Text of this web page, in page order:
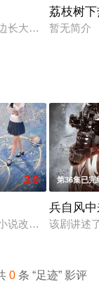
新的“直播探洞真
长大的年轻人从花
荔枝树
暂无简介
”离奇流血炸裂
3.0
说改编。江逾白长
第36集已完
兵自风
该剧讲述
0 条 “足迹” 影评